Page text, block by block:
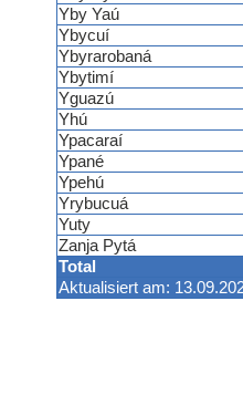
Total
Aktualisiert am:
Yby Yaú
Ybycuí
Ybyrarobaná
Ybytimí
Yguazú
Yhú
Ypacaraí
Ypané
Ypehú
Yrybucuá
Yuty
Zanja Pytá